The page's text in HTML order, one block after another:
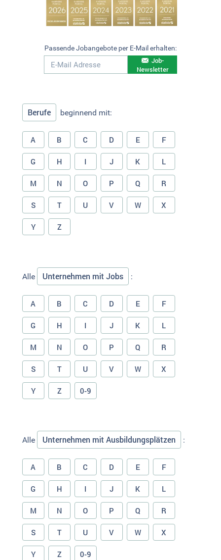
Passende Jobangebote per E-Mail erhalten:
Job-
Newsletter
Berufe beginnend mit:
A B C D E F
G H I J K L
M N O P Q R
S T U V W X
Y Z
Alle Unternehmen mit Jobs :
A B C D E F
G H I J K L
M N O P Q R
S T U V W X
Y Z 0-9
Alle Unternehmen mit Ausbildungsplätzen :
A B C D E F
G H I J K L
M N O P Q R
S T U V W X
Y Z 0-9